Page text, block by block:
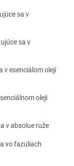
sa v
sa v
v esenciálom oleji
oleji
v absolue ruže
vo fazuliach